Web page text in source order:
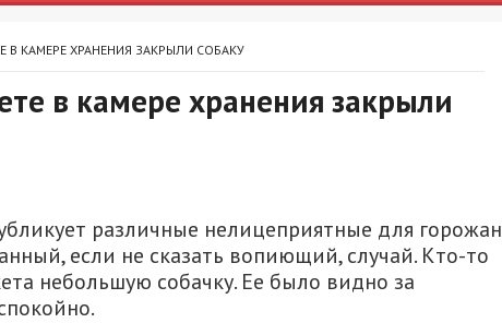
В КАМЕРЕ ХРАНЕНИЯ ЗАКРЫЛИ СОБАКУ
в камере хранения закрыли
различные нелицеприятные для горожан
если не сказать вопиющий, случай. Кто-то
небольшую собачку. Ее было видно за